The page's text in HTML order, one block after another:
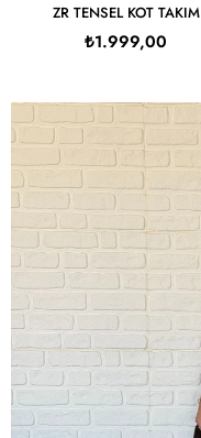
ZR TENSEL KOT TAKIM
₺1.999,00